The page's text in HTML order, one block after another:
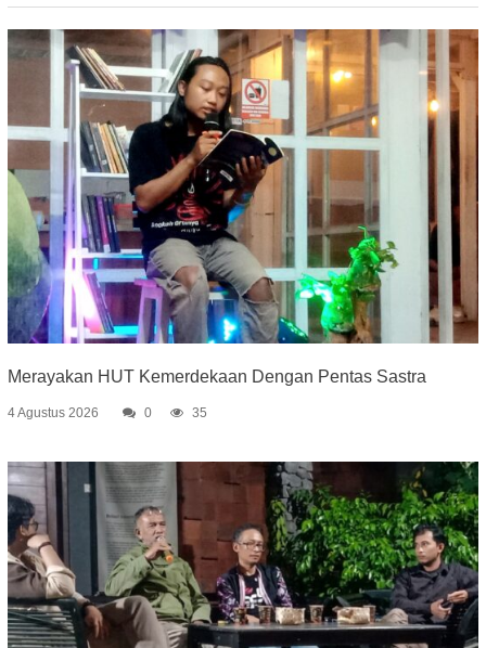
Merayakan HUT Kemerdekaan Dengan Pentas Sastra
4 Agustus 2026 0 35